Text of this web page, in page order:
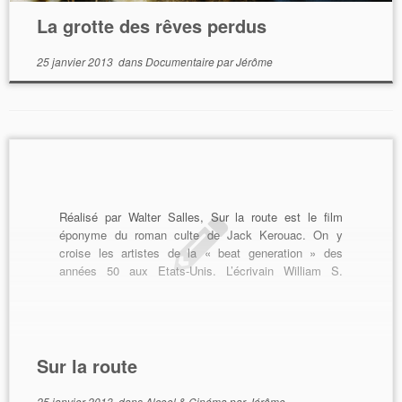
La grotte des rêves perdus
25 janvier 2013dansDocumentaireparJérôme
Réalisé par Walter Salles, Sur la route est le film
éponyme du roman culte de Jack Kerouac. On y
croise les artistes de la « beat generation » des
années 50 aux Etats-Unis. L’écrivain William S.
Sur la route